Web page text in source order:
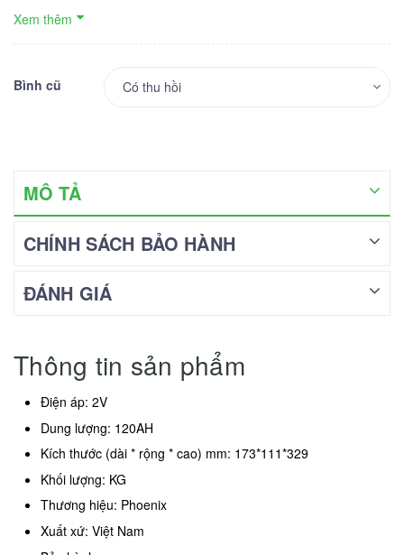
Xem thêm
Bình cũ
MÔ TẢ
CHÍNH SÁCH BẢO HÀNH
ĐÁNH GIÁ
Thông tin sản phẩm
Điện áp: 2V
Dung lượng: 120AH
Kích thước (dài * rộng * cao) mm: 173*111*329
Khối lượng: KG
Thương hiệu: Phoenix
Xuất xứ: Việt Nam